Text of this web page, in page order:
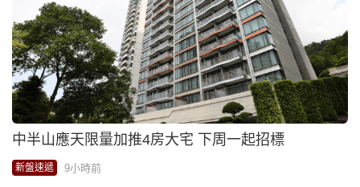
中半山應天限量加推4房大宅 下周一起招標
新盤速遞 9小時前